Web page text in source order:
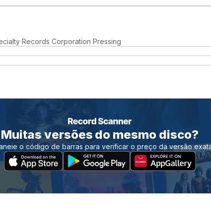
Records Corporation Pressing
Muitas versões do mesmo disco?
o código de barras para verificar o preço da versão